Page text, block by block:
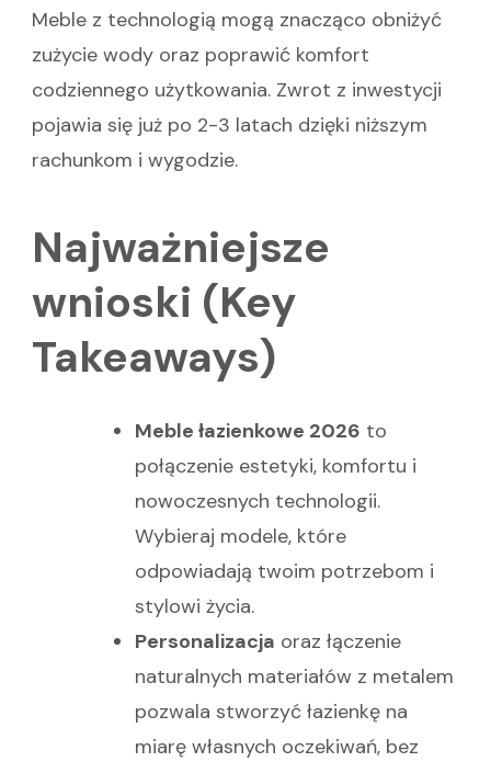
Meble z technologią mogą znacząco obniżyć
zużycie wody oraz poprawić komfort
codziennego użytkowania. Zwrot z inwestycji
pojawia się już po 2-3 latach dzięki niższym
rachunkom i wygodzie.
Najważniejsze
wnioski (Key
Takeaways)
Meble łazienkowe 2026 to
połączenie estetyki, komfortu i
nowoczesnych technologii.
Wybieraj modele, które
odpowiadają twoim potrzebom i
stylowi życia.
Personalizacja oraz łączenie
naturalnych materiałów z metalem
pozwala stworzyć łazienkę na
miarę własnych oczekiwań, bez